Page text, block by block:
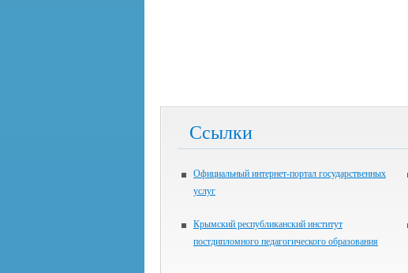
Ссылки
Официальный интернет-портал государственных
услуг
Крымский республиканский институт
постдипломного педагогического образования